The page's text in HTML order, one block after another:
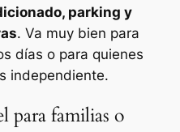
parking y
. Va muy bien para
días o para quienes
independiente.
para familias o